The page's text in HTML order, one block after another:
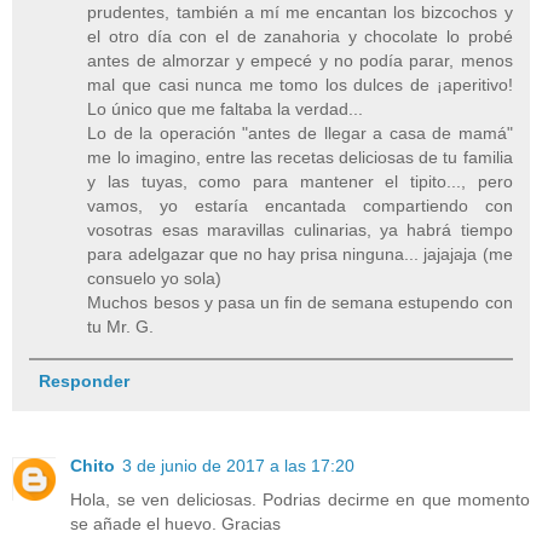
prudentes, también a mí me encantan los bizcochos y
el otro día con el de zanahoria y chocolate lo probé
antes de almorzar y empecé y no podía parar, menos
mal que casi nunca me tomo los dulces de ¡aperitivo!
Lo único que me faltaba la verdad...
Lo de la operación "antes de llegar a casa de mamá"
me lo imagino, entre las recetas deliciosas de tu familia
y las tuyas, como para mantener el tipito..., pero
vamos, yo estaría encantada compartiendo con
vosotras esas maravillas culinarias, ya habrá tiempo
para adelgazar que no hay prisa ninguna... jajajaja (me
consuelo yo sola)
Muchos besos y pasa un fin de semana estupendo con
tu Mr. G.
Responder
Chito 3 de junio de 2017 a las 17:20
Hola, se ven deliciosas. Podrias decirme en que momento
se añade el huevo. Gracias